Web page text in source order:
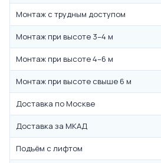
Монтаж с трудным доступом
Монтаж при высоте 3–4 м
Монтаж при высоте 4–6 м
Монтаж при высоте свыше 6 м
Доставка по Москве
Доставка за МКАД
Подъём с лифтом